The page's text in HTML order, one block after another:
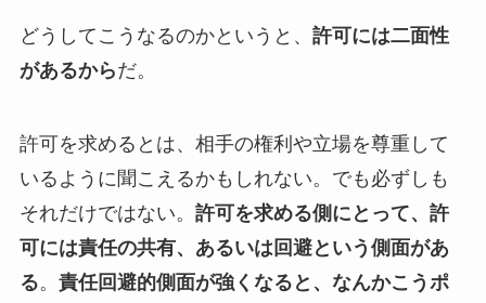
どうしてこうなるのかというと、 許可には二面性
があるからだ。
許可を求めるとは、相手の権利や立場を尊重して
いるように聞こえるかもしれない。でも必ずしも
それだけではない。 許可を求める側にとって、許
可には責任の共有、あるいは回避という側面があ
る。 責任回避的側面が強くなると、なんかこうポ